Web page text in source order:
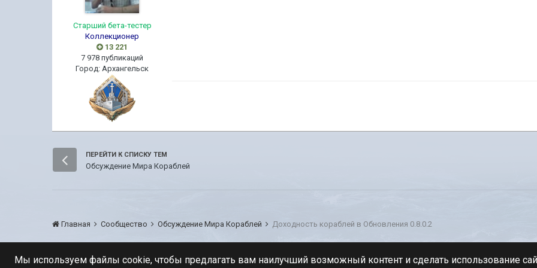
Старший бета-тестер
Коллекционер
13 221
7 978 публикаций
Город:Архангельск
ПЕРЕЙТИ К СПИСКУ ТЕМ
Обсуждение Мира Кораблей
Главная Сообщество Обсуждение Мира Кораблей Доходность кораблей в Обновления 0.8.0.2
Мы используем файлы cookie, чтобы предлагать вам наилучший возможный контент и сделать использование